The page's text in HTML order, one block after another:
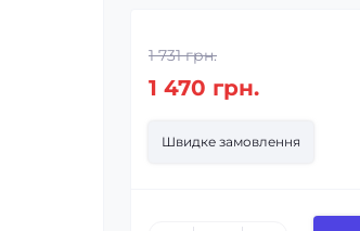
1 731 грн.
1 470 грн.
Швидке замовлення